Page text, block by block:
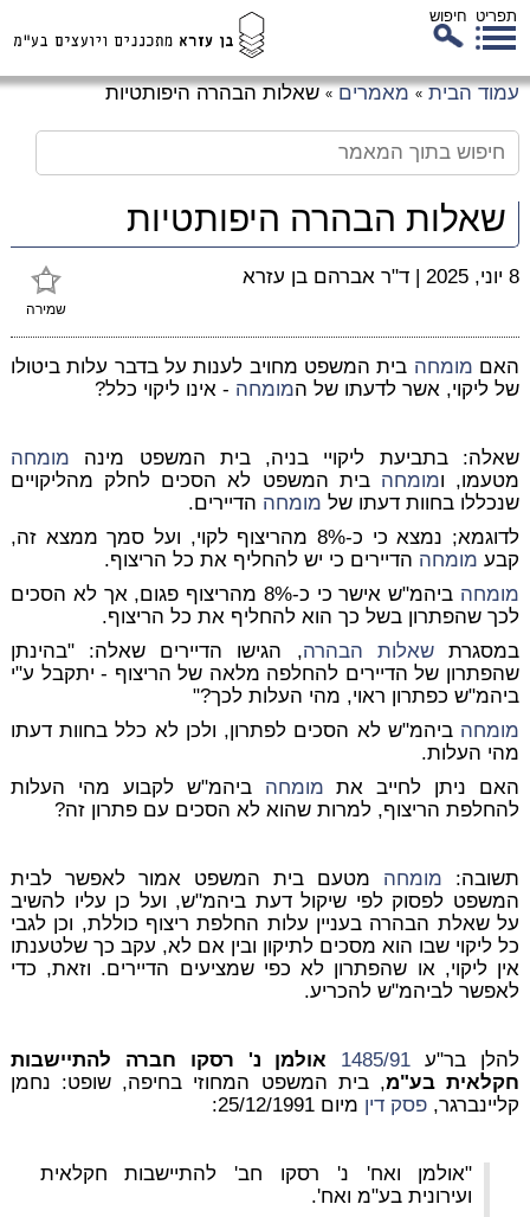
תפריט חיפוש
עמוד הבית » מאמרים » שאלות הבהרה היפותטיות
שאלות הבהרה היפותטיות
שמירה
8 יוני, 2025 | ד"ר אברהם בן עזרא
האם מומחה בית המשפט מחויב לענות על בדבר עלות ביטולו
של ליקוי, אשר לדעתו של המומחה - אינו ליקוי כלל?
שאלה: בתביעת ליקויי בניה, בית המשפט מינה מומחה
מטעמו, ומומחה בית המשפט לא הסכים לחלק מהליקויים
שנכללו בחוות דעתו של מומחה הדיירים.
לדוגמא; נמצא כי כ-8% מהריצוף לקוי, ועל סמך ממצא זה,
קבע מומחה הדיירים כי יש להחליף את כל הריצוף.
מומחה
ביהמ"ש אישר כי כ-8% מהריצוף פגום, אך לא הסכים
לכך שהפתרון בשל כך הוא להחליף את כל הריצוף.
במסגרתשאלות הבהרה, הגישו הדיירים שאלה: "בהינתן
שהפתרון של הדיירים להחלפה מלאה של הריצוף - יתקבל ע"י
ביהמ"ש כפתרון ראוי, מהי העלות לכך?"
מומחה ביהמ"ש לא הסכים לפתרון, ולכן לא כלל בחוות דעתו
מהי העלות.
האם ניתן לחייב את מומחה ביהמ"ש לקבוע מהי העלות
להחלפת הריצוף, למרות שהוא לא הסכים עם פתרון זה?
תשובה: מומחה מטעם בית המשפט אמור לאפשר לבית
המשפט לפסוק לפי שיקול דעת ביהמ"ש, ועל כן עליו להשיב
על שאלת הבהרה בעניין עלות החלפת ריצוף כוללת, וכן לגבי
כל ליקוי שבו הוא מסכים לתיקון ובין אם לא, עקב כך שלטענתו
אין ליקוי, או שהפתרון לא כפי שמציעים הדיירים. וזאת, כדי
לאפשר לביהמ"ש להכריע.
להלן בר"ע 1485/91
אולמן נ' רסקו חברה להתיישבות
חקלאית בע"מ, בית המשפט המחוזי בחיפה, שופט: נחמן
קליינברגר, פסק דין מיום 25/12/1991:
"אולמן ואח' נ' רסקו חב' להתיישבות חקלאית
ועירונית בע"מ ואח'.